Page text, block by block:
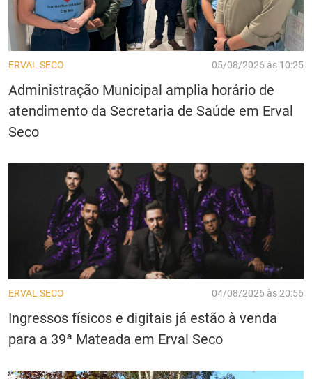
ERVAL SECO 05/08/2026 às 10:25
Administração Municipal amplia horário de
atendimento da Secretaria de Saúde em Erval
Seco
ERVAL SECO 04/08/2026 às 20:56
Ingressos físicos e digitais já estão à venda
para a 39ª Mateada em Erval Seco